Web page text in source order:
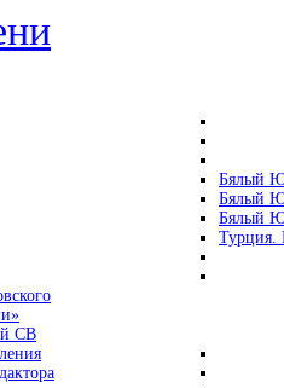
Бялый
Бялый
Бялый
Турция.
СВ